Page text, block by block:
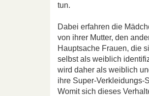
tun.
Dabei erfahren die
von ihrer Mutter, den
Hauptsache Frauen, die
selbst als weiblich
wird daher als weiblich
ihre Super-Verkleidungs-
Womit sich dieses